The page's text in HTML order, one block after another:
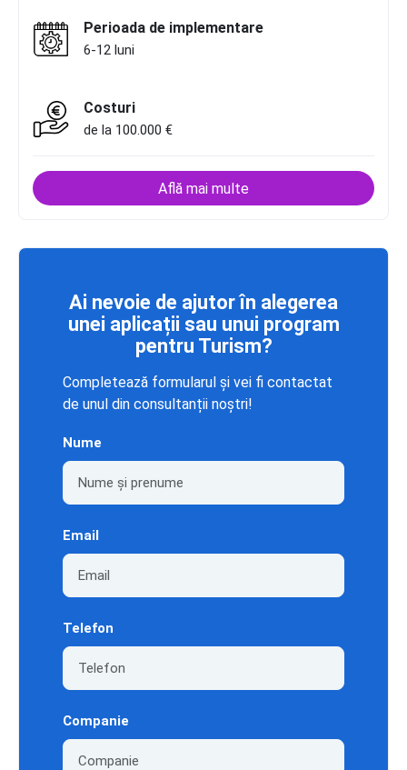
Perioada de implementare
6-12 luni
Costuri
de la 100.000 €
Află mai multe
Ai nevoie de ajutor în alegerea
unei aplicații sau unui program
pentru Turism?
Completează formularul și vei fi contactat
de unul din consultanții noștri!
Nume
Email
Telefon
Companie